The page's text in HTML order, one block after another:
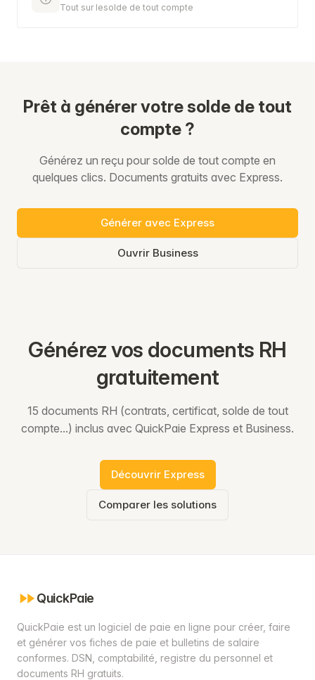
Tout sur lesolde de tout compte
Prêt à générer votre solde de tout
compte ?
Générez un reçu pour solde de tout compte en
quelques clics. Documents gratuits avec Express.
Générer avec Express
Ouvrir Business
Générez vos documents RH
gratuitement
15 documents RH (contrats, certificat, solde de tout
compte...) inclus avec QuickPaie Express et Business.
Découvrir Express
Comparer les solutions
QuickPaie
QuickPaie est un logiciel de paie en ligne pour créer, faire
et générer vos fiches de paie et bulletins de salaire
conformes. DSN, comptabilité, registre du personnel et
documents RH gratuits.